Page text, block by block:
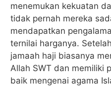
menemukan kekuatan
tidak pernah mereka
mendapatkan
ternilai harganya.
jamaah haji biasanya
Allah SWT dan memiliki
baik mengenai agama